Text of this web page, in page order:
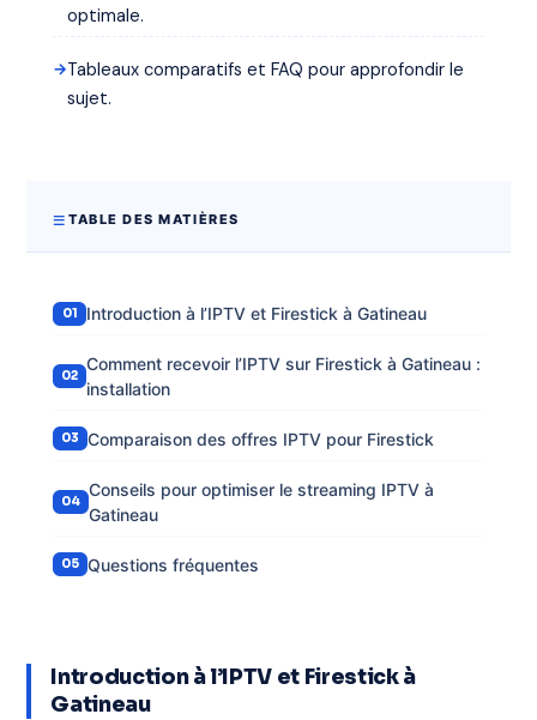
optimale.
Tableaux comparatifs et FAQ pour approfondir le
sujet.
TABLE DES MATIÈRES
Introduction à l’IPTV et Firestick à Gatineau
Comment recevoir l’IPTV sur Firestick à Gatineau :
installation
Comparaison des offres IPTV pour Firestick
Conseils pour optimiser le streaming IPTV à
Gatineau
Questions fréquentes
Introduction à l’IPTV et Firestick à
Gatineau